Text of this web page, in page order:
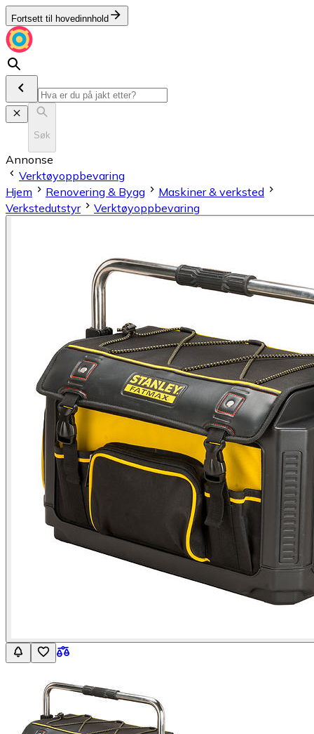
Fortsett til hovedinnhold
Søk
Annonse
Verktøyoppbevaring
Hjem
Renovering & Bygg
Maskiner & verksted
Verkstedutstyr
Verktøyoppbevaring